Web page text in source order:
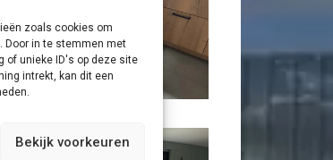
zoals cookies om
Door in te stemmen met
of unieke ID's op deze site
intrekt, kan dit een
Bekijk voorkeuren